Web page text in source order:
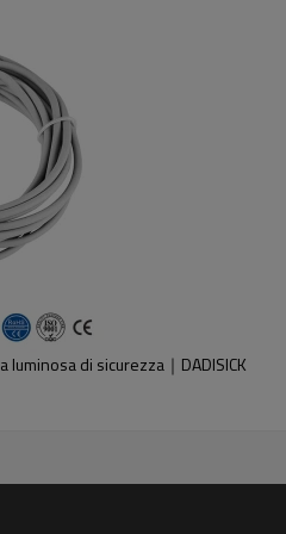
di sicurezza｜DADISICK